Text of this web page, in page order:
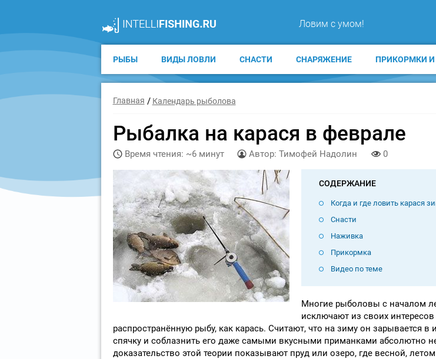
Ловим с умом!
РЫБЫ ВИДЫ ЛОВЛИ СНАСТИ СНАРЯЖЕНИЕ ПРИКОРМКИ И
Главная Календарь рыболова
Рыбалка на карася в феврале
Время чтения: ~6 минут Автор: Тимофей Надолин 0
СОДЕРЖАНИЕ
Когда и где ловить карася
Снасти
Наживка
Прикормка
Видео по теме
Многие рыболовы с началом
исключают из своих интересов
распространённую рыбу, как карась. Считают, что на зиму он зарывается в
спячку и соблазнить его даже самыми вкусными приманками абсолютно
доказательство этой теории показывают пруд или озеро, где весной,